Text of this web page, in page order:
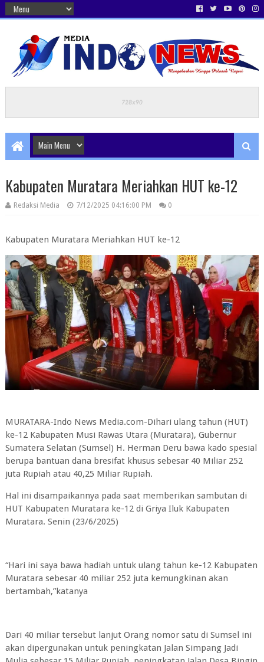
Kabupaten Muratara Meriahkan HUT ke-12
Redaksi Media 7/12/2025 04:16:00 PM 0
Kabupaten Muratara Meriahkan HUT ke-12
MURATARA-Indo News Media.com-Dihari ulang tahun (HUT)
ke-12 Kabupaten Musi Rawas Utara (Muratara), Gubernur
Sumatera Selatan (Sumsel) H. Herman Deru bawa kado spesial
berupa bantuan dana bresifat khusus sebesar 40 Miliar 252
juta Rupiah atau 40,25 Miliar Rupiah.
Hal ini disampaikannya pada saat memberikan sambutan di
HUT Kabupaten Muratara ke-12 di Griya Iluk Kabupaten
Muratara. Senin (23/6/2025)
“Hari ini saya bawa hadiah untuk ulang tahun ke-12 Kabupaten
Muratara sebesar 40 miliar 252 juta kemungkinan akan
bertambah,”katanya
Dari 40 miliar tersebut lanjut Orang nomor satu di Sumsel ini
akan dipergunakan untuk peningkatan Jalan Simpang Jadi